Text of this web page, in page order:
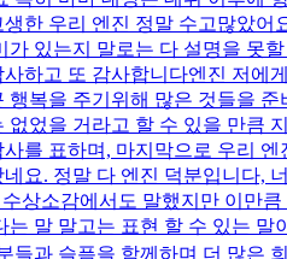
한 우리 엔진 정말 수고많았
가 있는지 말로는 다 설명을 못
하고 또 감사합니다엔진 저에
행복을 주기위해 많은 것들을
없었을 거라고 할 수 있을 만큼
를 표하며, 마지막으로 우리 엔
요. 정말 다 엔진 덕분입니다,
상소감에서도 말했지만 이만
는 말 말고는 표현 할 수 있는
들과 슬픔을 함께하며 더 많은